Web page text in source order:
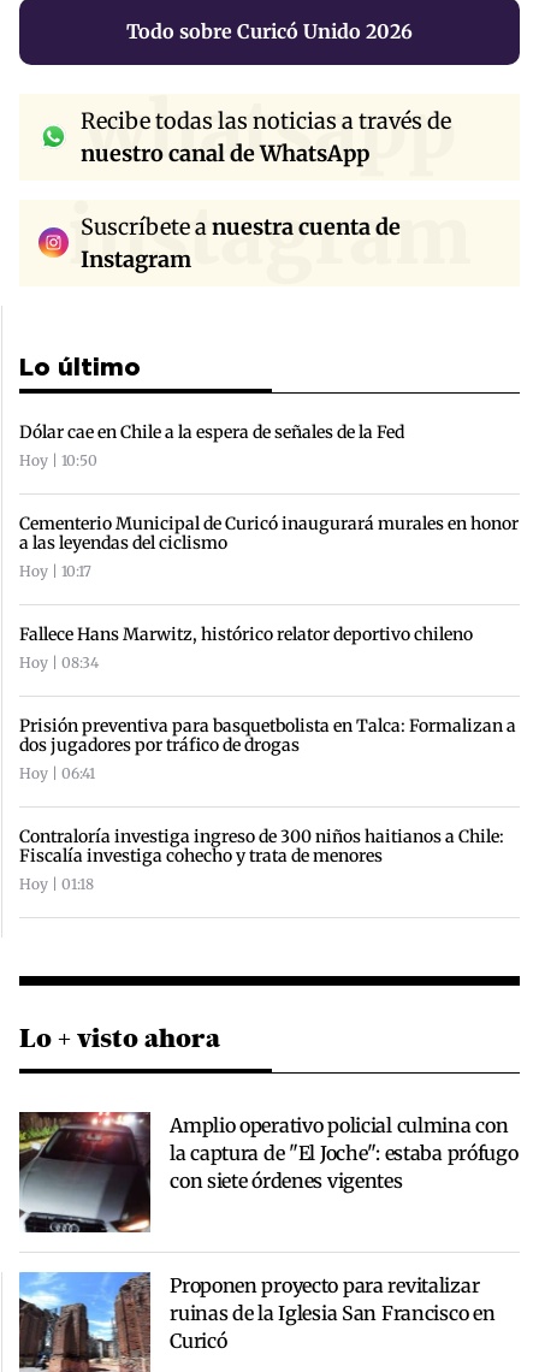
Todo sobre Curicó Unido 2026
whatsapp
Recibe todas las noticias a través de
nuestro canal de WhatsApp
instagram
Suscríbete anuestra cuenta de
Instagram
Lo último
Dólar cae en Chile a la espera de señales de la Fed
Hoy | 10:50
Cementerio Municipal de Curicó inaugurará murales en honor
a las leyendas del ciclismo
Hoy | 10:17
Fallece Hans Marwitz, histórico relator deportivo chileno
Hoy | 08:34
Prisión preventiva para basquetbolista en Talca: Formalizan a
dos jugadores por tráfico de drogas
Hoy | 06:41
Contraloría investiga ingreso de 300 niños haitianos a Chile:
Fiscalía investiga cohecho y trata de menores
Hoy | 01:18
Lo + visto ahora
Amplio operativo policial culmina con
la captura de "El Joche": estaba prófugo
con siete órdenes vigentes
Proponen proyecto para revitalizar
ruinas de la Iglesia San Francisco en
Curicó